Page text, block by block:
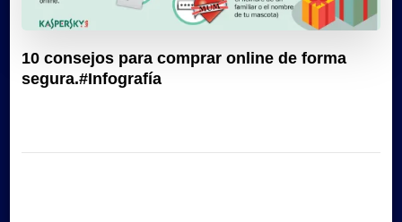
10 consejos para comprar online de forma
segura.#Infografía